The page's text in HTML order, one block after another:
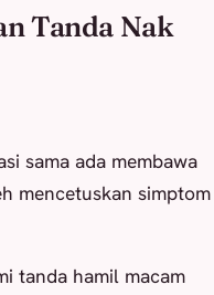
Tanda Nak
sama ada membawa
mencetuskan simptom
tanda hamil macam